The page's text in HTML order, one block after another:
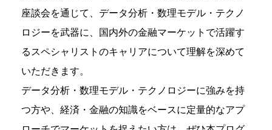
座談会を通じて、データ分析・数理モデル・テクノ
ロジーを武器に、国内外の金融マーケットで活躍す
るスペシャリストのキャリアについて理解を深めて
いただきます。
データ分析・数理モデル・テクノロジーに強みを持
つ方や、経済・金融の知識をベースに定量的なアプ